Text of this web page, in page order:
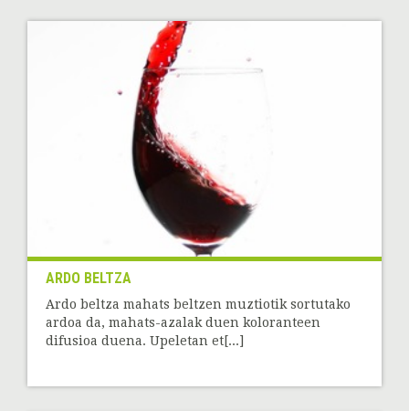
ARDO BELTZA
Ardo beltza mahats beltzen muztiotik sortutako
ardoa da, mahats-azalak duen koloranteen
difusioa duena. Upeletan et[...]